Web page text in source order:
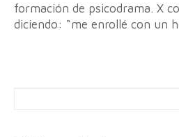
formación de psicodrama. X
diciendo: “me enrollé con un